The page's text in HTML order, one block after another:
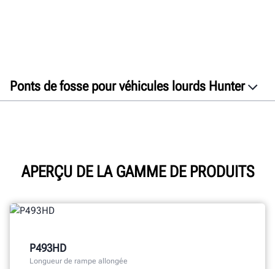
Ponts de fosse pour véhicules lourds Hunter
Documents
APERÇU DE LA GAMME DE PRODUITS
P493HD
Longueur de rampe allongée